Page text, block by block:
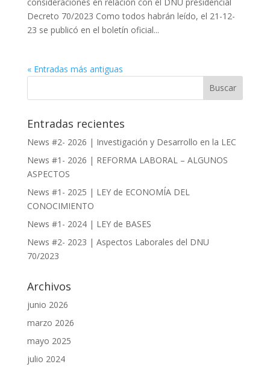
Decreto 70/2023 Como todos habrán leído, el 21-12-
23 se publicó en el boletín oficial...
« Entradas más antiguas
Entradas recientes
News #2- 2026 | Investigación y Desarrollo en la LEC
News #1- 2026 | REFORMA LABORAL – ALGUNOS
ASPECTOS
News #1- 2025 | LEY de ECONOMÍA DEL
CONOCIMIENTO
News #1- 2024 | LEY de BASES
News #2- 2023 | Aspectos Laborales del DNU
70/2023
Archivos
junio 2026
marzo 2026
mayo 2025
julio 2024